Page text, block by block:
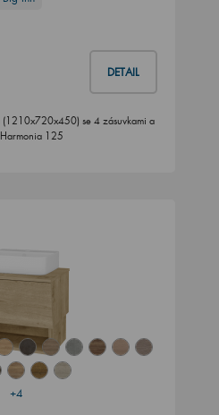
DETAIL
(1210x720x450) se 4 zásuvkami a
125
+4